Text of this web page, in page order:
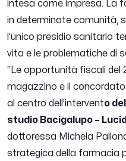
intesa come impresa. La
in determinate comunità,
l’unico presidio sanitario
vita e le problematiche di
“Le opportunità fiscali del
magazzino e il
al centro dell’intervento
studio Bacigalupo –
dottoressa Michela
strategica della farmacia